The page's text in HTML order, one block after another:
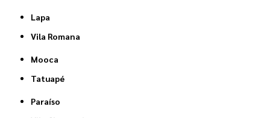
Lapa
Vila Romana
Mooca
Tatuapé
Paraíso